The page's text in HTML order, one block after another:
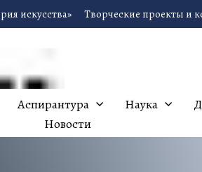
искусства» Творческие проекты и
Аспирантура Наука
Новости